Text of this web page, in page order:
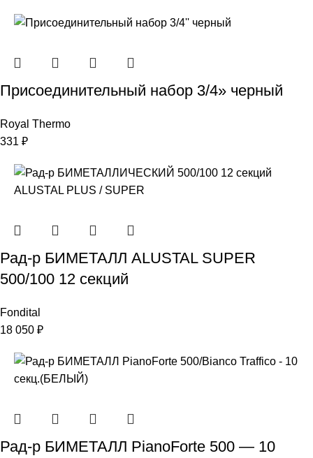
Присоединительный набор 3/4» черный
Royal Thermo
331 ₽
Рад-р БИМЕТАЛЛ ALUSTAL SUPER
500/100 12 секций
Fondital
18 050 ₽
Рад-р БИМЕТАЛЛ PianoForte 500 — 10